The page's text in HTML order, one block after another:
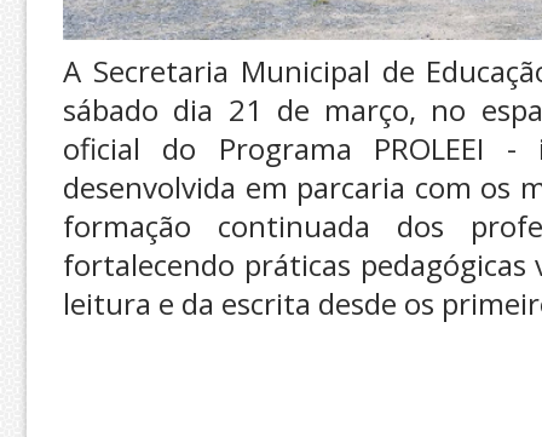
A Secretaria Municipal de
sábado dia 21 de março, no
oficial do Programa PROLEEI
desenvolvida em parcaria com os
formação continuada dos
fortalecendo práticas
leitura e da escrita desde os